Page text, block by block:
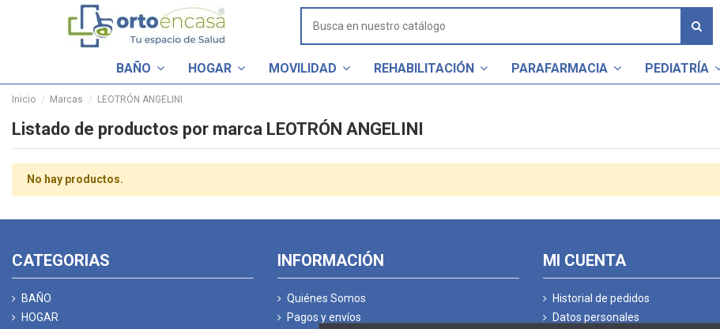
BAÑO HOGAR MOVILIDAD REHABILITACIÓN PARAFARMACIA PEDIATRÍA
Inicio Marcas LEOTRÓN ANGELINI
Listado de productos por marca LEOTRÓN ANGELINI
No hay productos.
CATEGORIAS
BAÑO
HOGAR
INFORMACIÓN
Quiénes Somos
Pagos y envíos
MI CUENTA
Historial de pedidos
Datos personales